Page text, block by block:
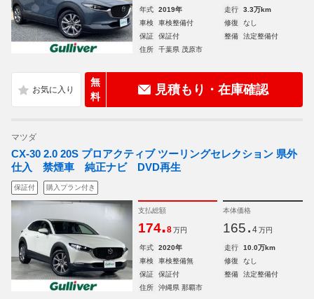
年式 2019年 走行
3.3万km
車検
車検整備付 修復
なし
保証
保証付 整備
法定整備付
住所
千葉県 茂原市
無
料
見積もり・在庫確認
マツダ
CX-30 2.0 20S プロアクティブ ツーリングセレクション 県外
仕入 禁煙車 純正ナビ DVD再生
保証付 購入プラン付き
支払総額
174.8 万円
本体価格
165. 4 万円
年式 2020年 走行
10.0万km
車検
車検整備無 修復
なし
保証
保証付 整備
法定整備付
住所
沖縄県 那覇市